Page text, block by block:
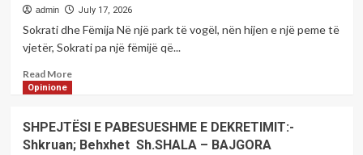
admin July 17, 2026
Sokrati dhe Fëmija Në një park të vogël, nën hijen e një peme të
vjetër, Sokrati pa një fëmijë që...
Read MoreRead
Rikujtim
për
secilin
Opinione
SHPEJTËSI E PABESUESHME E DEKRETIMIT:-
Shkruan; Behxhet Sh.SHALA – BAJGORA